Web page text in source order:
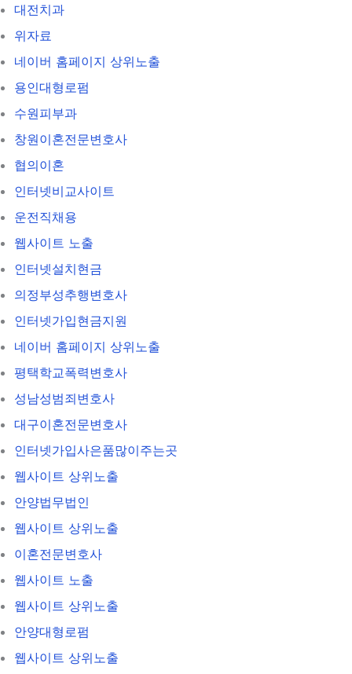
대전치과
위자료
네이버 홈페이지 상위노출
용인대형로펌
수원피부과
창원이혼전문변호사
협의이혼
인터넷비교사이트
운전직채용
웹사이트 노출
인터넷설치현금
의정부성추행변호사
인터넷가입현금지원
네이버 홈페이지 상위노출
평택학교폭력변호사
성남성범죄변호사
대구이혼전문변호사
인터넷가입사은품많이주는곳
웹사이트 상위노출
안양법무법인
웹사이트 상위노출
이혼전문변호사
웹사이트 노출
웹사이트 상위노출
안양대형로펌
웹사이트 상위노출